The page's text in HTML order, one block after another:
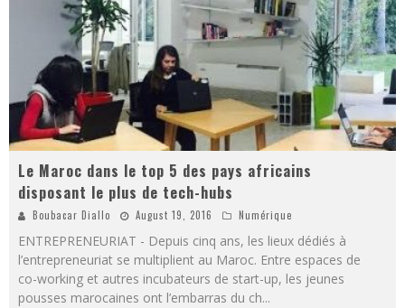
Le Maroc dans le top 5 des pays africains
disposant le plus de tech-hubs
Boubacar Diallo August 19, 2016 Numérique
ENTREPRENEURIAT - Depuis cinq ans, les lieux dédiés à
l’entrepreneuriat se multiplient au Maroc. Entre espaces de
co-working et autres incubateurs de start-up, les jeunes
pousses marocaines ont l’embarras du ch...